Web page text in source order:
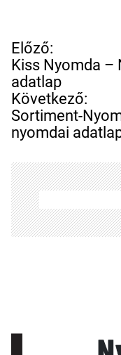
B
e
j
e
g
y
z
é
s
n
a
v
ó
Előző:
Kiss Nyomda –
adatlap
Következő:
Sortiment-
nyomdai